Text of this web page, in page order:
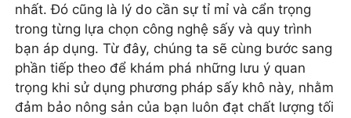
nhất. Đó cũng là lý do cần sự tỉ mỉ và cẩn trọng
trong từng lựa chọn công nghệ sấy và quy trình
bạn áp dụng. Từ đây, chúng ta sẽ cùng bước sang
phần tiếp theo để khám phá những lưu ý quan
trọng khi sử dụng phương pháp sấy khô này, nhằm
đảm bảo nông sản của bạn luôn đạt chất lượng tối